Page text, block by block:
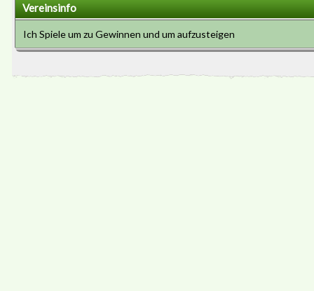
Vereinsinfo
Ich Spiele um zu Gewinnen und um aufzusteigen